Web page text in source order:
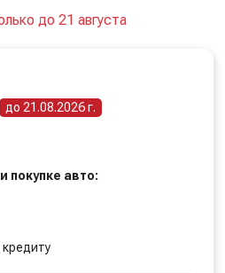
до 21 августа
до 21.08.2026 г.
покупке авто: